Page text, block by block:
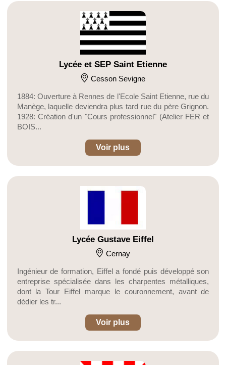
Lycée et SEP Saint Etienne
Cesson Sevigne
1884: Ouverture à Rennes de l'Ecole Saint Etienne, rue du
Manège, laquelle deviendra plus tard rue du père Grignon.
1928: Création d'un "Cours professionnel" (Atelier FER et
BOIS...
Voir plus
Lycée Gustave Eiffel
Cernay
Ingénieur de formation, Eiffel a fondé puis développé son
entreprise spécialisée dans les charpentes métalliques,
dont la Tour Eiffel marque le couronnement, avant de
dédier les tr...
Voir plus